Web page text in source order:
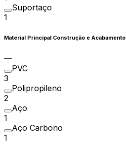
Suportaço
1
Material Principal Construção e Acabamento
PVC
3
Polipropileno
2
Aço
1
Aço Carbono
1